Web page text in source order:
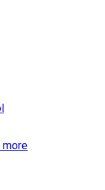
more